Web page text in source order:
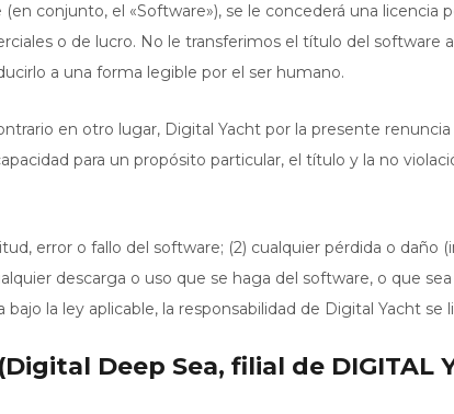
conjunto, el «Software»), se le concederá una
o de lucro. No le transferimos el título del software
a una forma legible por el ser humano.
en otro lugar, Digital Yacht por la presente
para un propósito particular, el título y la no
error o fallo del software; (2) cualquier pérdida o
descarga o uso que se haga del software, o que
la ley aplicable, la responsabilidad de Digital Yacht
Deep Sea, filial de DIGITAL